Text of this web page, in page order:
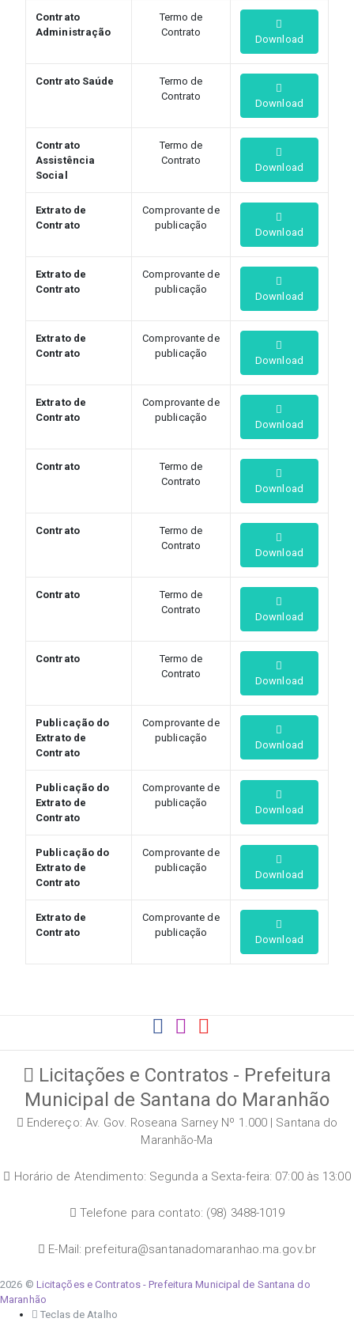
Contrato
Administração
Termo de
Contrato
Download
Contrato Saúde
Termo de
Contrato
Download
Contrato
Assistência
Social
Termo de
Contrato
Download
Extrato de
Contrato
Comprovante de
publicação
Download
Extrato de
Contrato
Comprovante de
publicação
Download
Extrato de
Contrato
Comprovante de
publicação
Download
Extrato de
Contrato
Comprovante de
publicação
Download
Contrato
Termo de
Contrato
Download
Contrato
Termo de
Contrato
Download
Contrato
Termo de
Contrato
Download
Contrato
Termo de
Contrato
Download
Publicação do
Extrato de
Contrato
Comprovante de
publicação
Download
Publicação do
Extrato de
Contrato
Comprovante de
publicação
Download
Publicação do
Extrato de
Contrato
Comprovante de
publicação
Download
Extrato de
Contrato
Comprovante de
publicação
Download
Licitações e Contratos - Prefeitura
Municipal de Santana do Maranhão
Endereço: Av. Gov. Roseana Sarney Nº 1.000 | Santana do
Maranhão-Ma
Horário de Atendimento: Segunda a Sexta-feira: 07:00 às 13:00
Telefone para contato: (98) 3488-1019
E-Mail: prefeitura@santanadomaranhao.ma.gov.br
2026 © Licitações e Contratos - Prefeitura Municipal de Santana do
Maranhão
Teclas de Atalho